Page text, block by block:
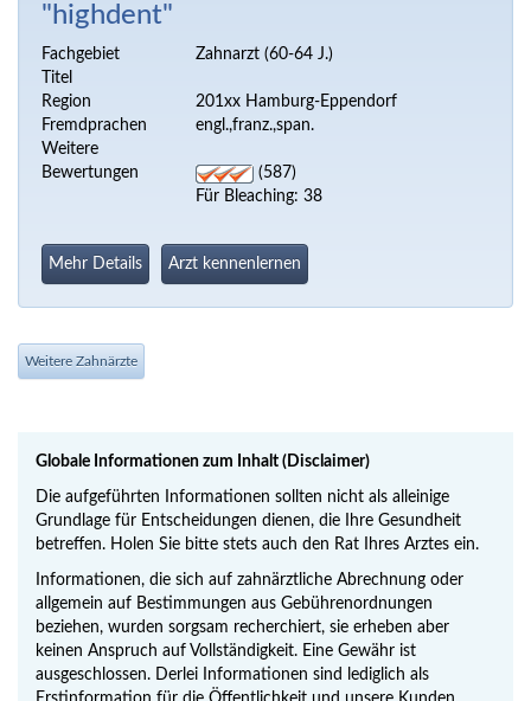
"highdent"
Fachgebiet
Zahnarzt (60-64 J.)
Titel
Region
201xx Hamburg-Eppendorf
Fremdprachen
engl.,franz.,span.
Weitere
Bewertungen
(587)
Für Bleaching: 38
Mehr Details Arzt kennenlernen
Weitere Zahnärzte
Globale Informationen zum Inhalt (Disclaimer)
Die aufgeführten Informationen sollten nicht als alleinige
Grundlage für Entscheidungen dienen, die Ihre Gesundheit
betreffen. Holen Sie bitte stets auch den Rat Ihres Arztes ein.
Informationen, die sich auf zahnärztliche Abrechnung oder
allgemein auf Bestimmungen aus Gebührenordnungen
beziehen, wurden sorgsam recherchiert, sie erheben aber
keinen Anspruch auf Vollständigkeit. Eine Gewähr ist
ausgeschlossen. Derlei Informationen sind lediglich als